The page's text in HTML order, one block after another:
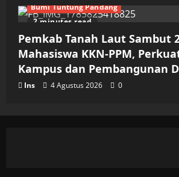
2 minutes read
Bumi Tuntung Pandang
Pemkab Tanah Laut Sambut
Mahasiswa KKN-PPM,
Kampus dan Pembangunan
Ins 4 Agustus 2026 0